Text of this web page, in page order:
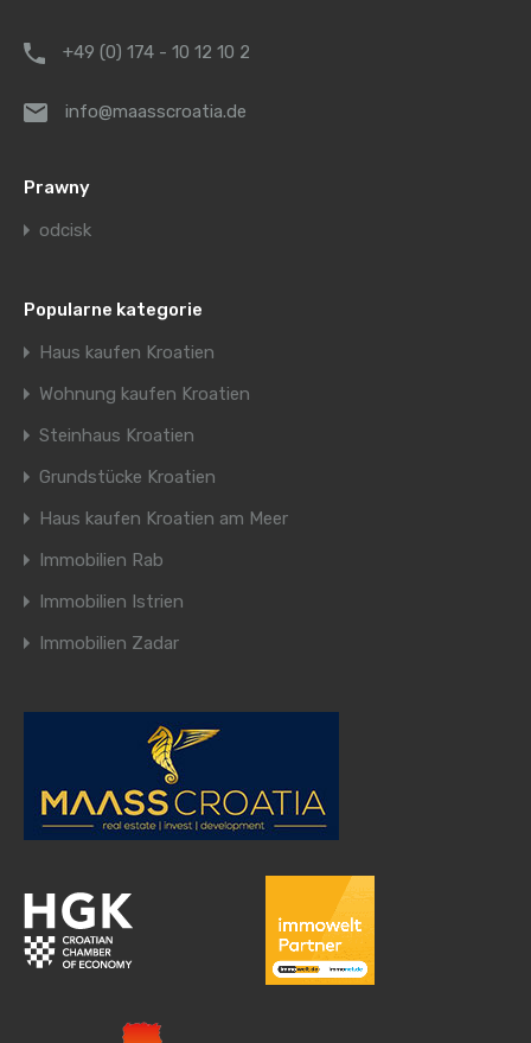
+49 (0) 174 - 10 12 10 2
info@maasscroatia.de
Prawny
odcisk
Popularne kategorie
Haus kaufen Kroatien
Wohnung kaufen Kroatien
Steinhaus Kroatien
Grundstücke Kroatien
Haus kaufen Kroatien am Meer
Immobilien Rab
Immobilien Istrien
Immobilien Zadar